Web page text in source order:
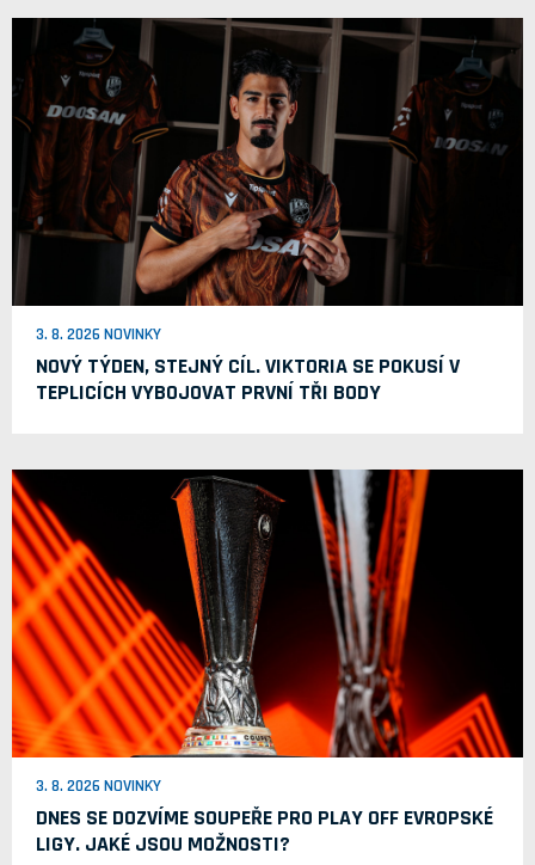
3. 8. 2026 NOVINKY
NOVÝ TÝDEN, STEJNÝ CÍL. VIKTORIA SE POKUSÍ V
TEPLICÍCH VYBOJOVAT PRVNÍ TŘI BODY
3. 8. 2026 NOVINKY
DNES SE DOZVÍME SOUPEŘE PRO PLAY OFF EVROPSKÉ
LIGY. JAKÉ JSOU MOŽNOSTI?